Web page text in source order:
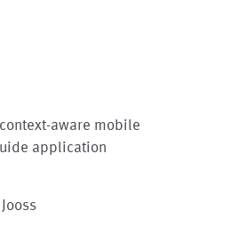
aware mobile
application